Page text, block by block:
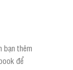
bạn thêm
để